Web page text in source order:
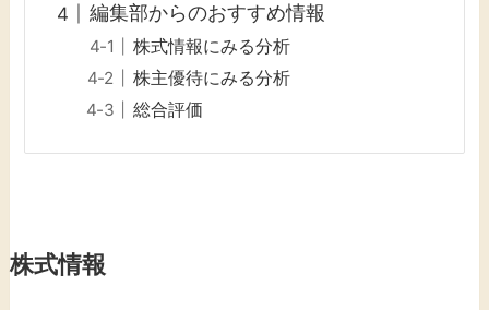
編集部からのおすすめ情報
株式情報にみる分析
株主優待にみる分析
総合評価
株式情報